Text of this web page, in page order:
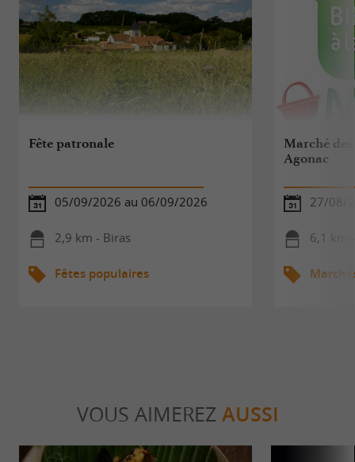
Fête patronale
05/09/2026 au 06/09/2026
2,9 km - Biras
Fêtes populaires
Marché
Agonac
27/08/
6,1 km
VOUS AIMEREZ AUSSI